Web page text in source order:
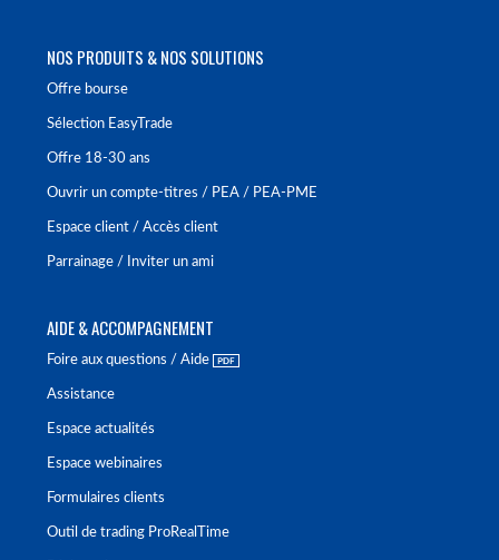
NOS PRODUITS & NOS SOLUTIONS
Offre bourse
Sélection EasyTrade
Offre 18-30 ans
Ouvrir un compte-titres / PEA / PEA-PME
Espace client / Accès client
Parrainage / Inviter un ami
AIDE & ACCOMPAGNEMENT
Foire aux questions / Aide
Assistance
Espace actualités
Espace webinaires
Formulaires clients
Outil de trading ProRealTime